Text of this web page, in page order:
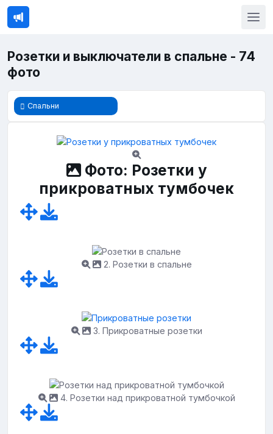
Розетки и выключатели в спальне - 74
фото
Спальни
Фото: Розетки у
прикроватных тумбочек
2. Розетки в спальне
3. Прикроватные розетки
4. Розетки над прикроватной тумбочкой